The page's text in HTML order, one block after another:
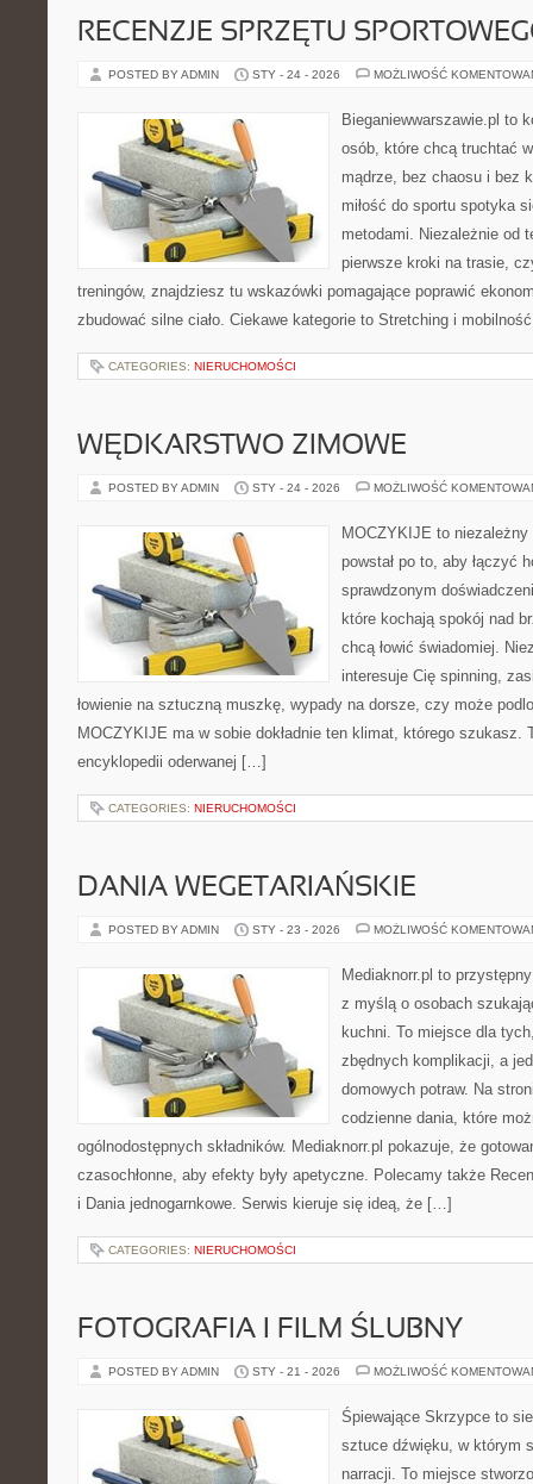
RECENZJE SPRZĘTU
POSTED BY ADMIN STY - 24 - 2026 MOŻLIWOŚĆ
Bieganiewwarszawie.pl to
osób, które chcą truchtać
mądrze, bez chaosu i bez
miłość do sportu spotyka
metodami. Niezależnie od
pierwsze kroki na trasie,
treningów, znajdziesz tu wskazówki pomagające poprawić
zbudować silne ciało. Ciekawe kategorie to Stretching i
CATEGORIES: NIERUCHOMOŚCI
WĘDKARSTWO ZIMOWE
POSTED BY ADMIN STY - 24 - 2026 MOŻLIWOŚĆ
MOCZYKIJE to
powstał po to, aby łączyć
sprawdzonym
które kochają spokój nad
chcą łowić świadomiej.
interesuje Cię spinning,
łowienie na sztuczną muszkę, wypady na dorsze, czy może
MOCZYKIJE ma w sobie dokładnie ten klimat, którego szukasz.
encyklopedii oderwanej […]
CATEGORIES: NIERUCHOMOŚCI
DANIA WEGETARIAŃSKIE
POSTED BY ADMIN STY - 23 - 2026 MOŻLIWOŚĆ
Mediaknorr.pl to
z myślą o osobach
kuchni. To miejsce dla
zbędnych komplikacji, a
domowych potraw. Na
codzienne dania, które
ogólnodostępnych składników. Mediaknorr.pl pokazuje, że
czasochłonne, aby efekty były apetyczne. Polecamy także
i Dania jednogarnkowe. Serwis kieruje się ideą, że […]
CATEGORIES: NIERUCHOMOŚCI
FOTOGRAFIA I FILM ŚLUBNY
POSTED BY ADMIN STY - 21 - 2026 MOŻLIWOŚĆ
Śpiewające Skrzypce to
sztuce dźwięku, w którym
narracji. To miejsce